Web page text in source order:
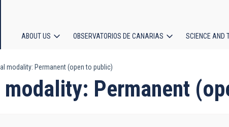
navigation
ABOUT US OBSERVATORIOS DE CANARIAS SCIENCE AND
modality: Permanent (open to public)
Permanent